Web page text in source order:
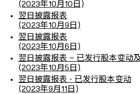
(2023年10月10日)
翌日披露报表
(2023年10月9日)
翌日披露报表
(2023年10月6日)
翌日披露报表 – 已发行股本变动
(2023年10月5日)
翌日披露报表 - 已发行股本变动
(2023年9月11日)